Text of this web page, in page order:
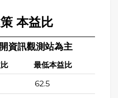
本益比
資訊觀測站為主
最低本益比
62.5